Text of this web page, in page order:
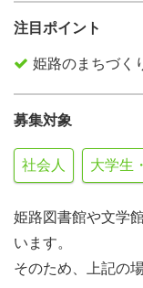
注目ポイント
姫路のまちづく
募集対象
社会人 大学生
姫路図書館や文学
います。
そのため、上記の